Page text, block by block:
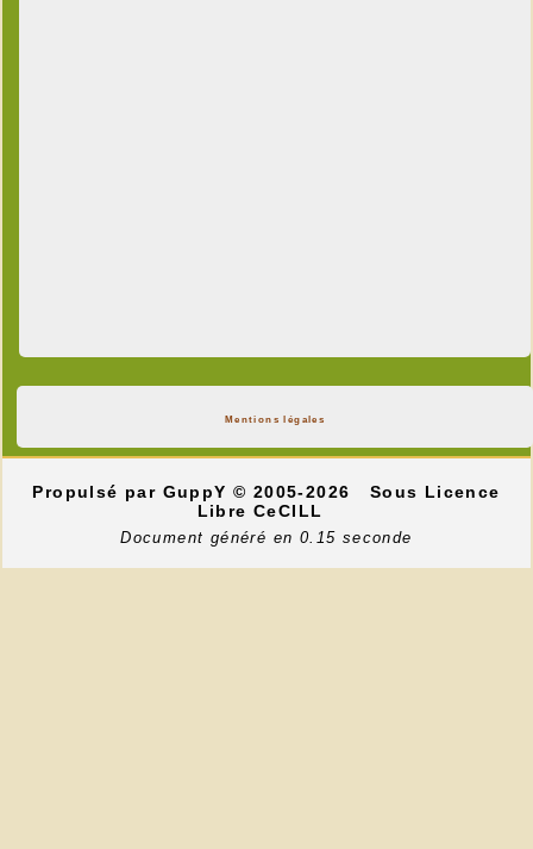
Mentions légales
Propulsé par GuppY© 2005-2026
Sous Licence
Libre CeCILL
Document généré en 0.15 seconde